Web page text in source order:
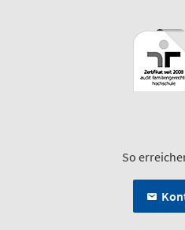
So